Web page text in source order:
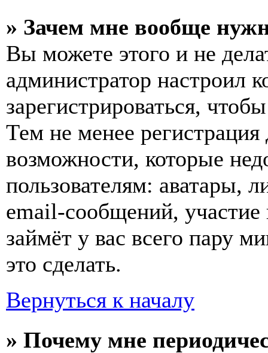
» Зачем мне вообще
Вы можете этого и не
администратор
зарегистрироваться,
Тем не менее
возможности, которые
пользователям: аватары,
email-сообщений, участие
займёт у вас всего пару
это сделать.
Вернуться к началу
» Почему мне